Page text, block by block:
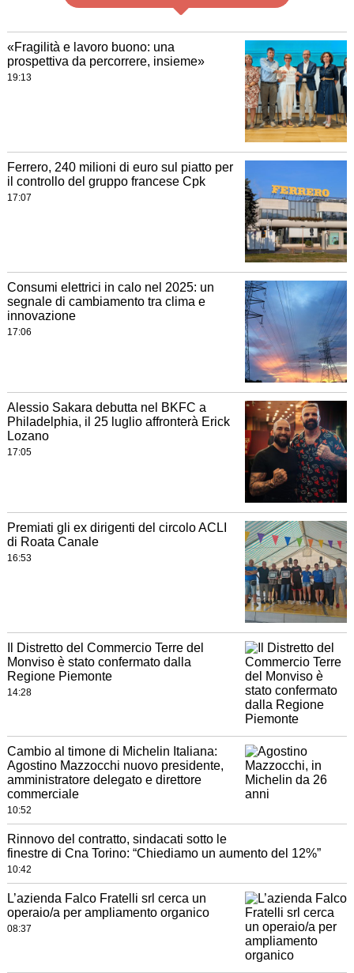
«Fragilità e lavoro buono: una
prospettiva da percorrere, insieme»
19:13
Ferrero, 240 milioni di euro sul piatto per
il controllo del gruppo francese Cpk
17:07
Consumi elettrici in calo nel 2025: un
segnale di cambiamento tra clima e
innovazione
17:06
Alessio Sakara debutta nel BKFC a
Philadelphia, il 25 luglio affronterà Erick
Lozano
17:05
Premiati gli ex dirigenti del circolo ACLI
di Roata Canale
16:53
Il Distretto del Commercio Terre del
Monviso è stato confermato dalla
Regione Piemonte
14:28
Cambio al timone di Michelin Italiana:
Agostino Mazzocchi nuovo presidente,
amministratore delegato e direttore
commerciale
10:52
Rinnovo del contratto, sindacati sotto le
finestre di Cna Torino: “Chiediamo un aumento del 12%”
10:42
L’azienda Falco Fratelli srl cerca un
operaio/a per ampliamento organico
08:37